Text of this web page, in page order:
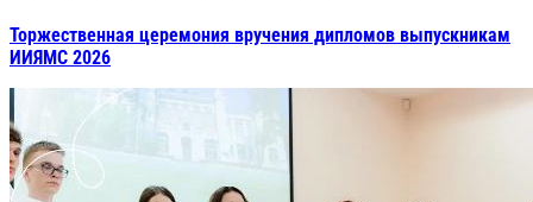
Торжественная церемония вручения дипломов выпускникам
ИИЯМС 2026